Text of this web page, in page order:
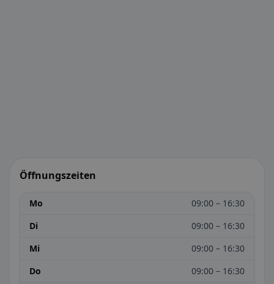
Öffnungszeiten
Mo
09:00 – 16:30
Di
09:00 – 16:30
Mi
09:00 – 16:30
Do
09:00 – 16:30